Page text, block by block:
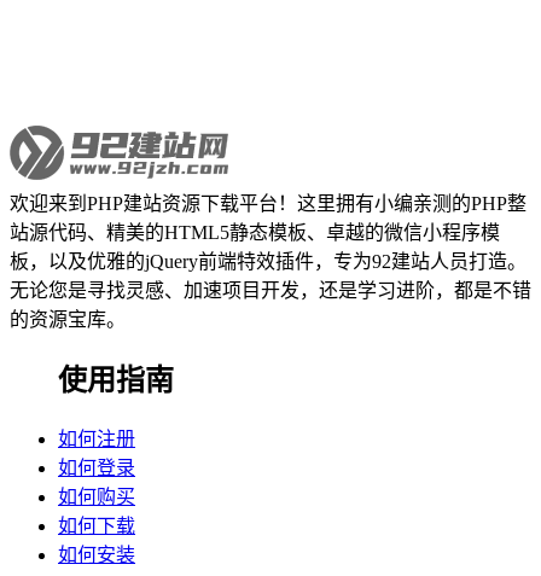
欢迎来到PHP建站资源下载平台！这里拥有小编亲测的PHP整
站源代码、精美的HTML5静态模板、卓越的微信小程序模
板，以及优雅的jQuery前端特效插件，专为92建站人员打造。
无论您是寻找灵感、加速项目开发，还是学习进阶，都是不错
的资源宝库。
使用指南
如何注册
如何登录
如何购买
如何下载
如何安装